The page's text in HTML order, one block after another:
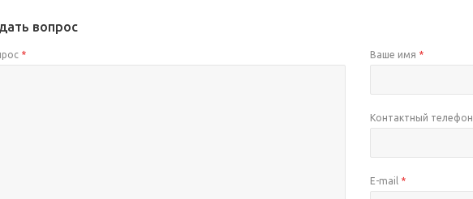
вопрос
* Ваше имя *
Контактный телефон
E-mail *